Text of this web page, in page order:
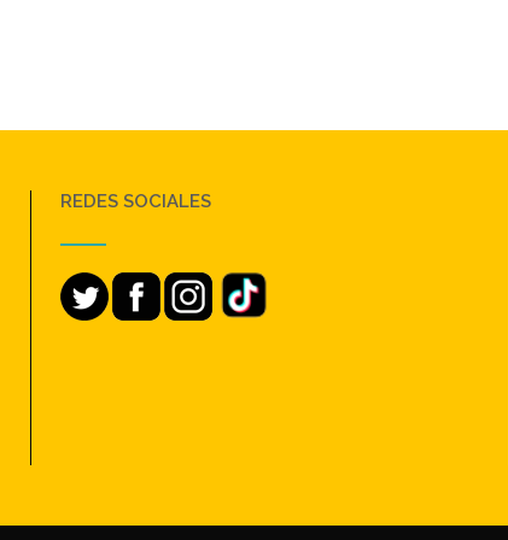
REDES SOCIALES